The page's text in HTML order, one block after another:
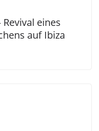
eines
auf Ibiza